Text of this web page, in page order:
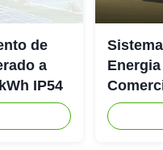
de
a
IP54